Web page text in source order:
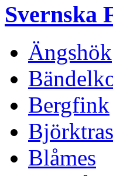
Svernska
Ängshök
Bergfink
Blåmes